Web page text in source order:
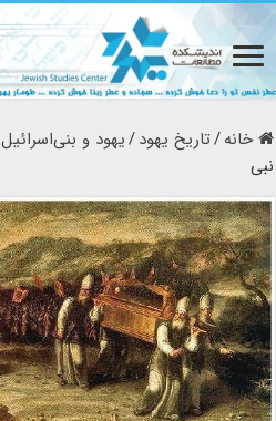
خانه/تاریخ یهود/یهود و بنی‌اسرائیل
نبی